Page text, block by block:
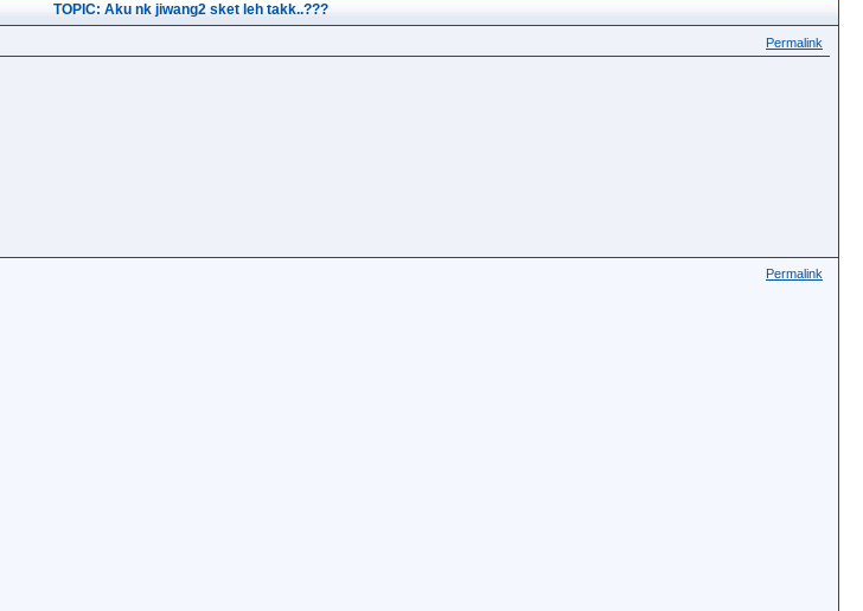
TOPIC: Aku nk jiwang2 sket leh takk..???
Permalink
Permalink